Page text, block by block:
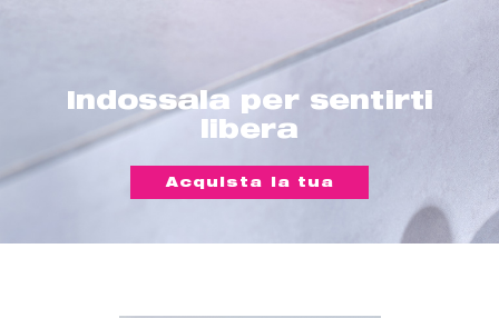
Indossala per sentirti
libera
Acquista la tua